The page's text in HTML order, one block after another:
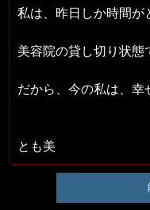
私は、昨日しか時間が
美容院の貸し切り状態
だから、今の私は、幸
とも美